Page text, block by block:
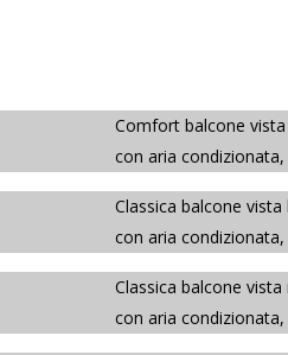
Comfort balcone vista
con aria condizionata,
Classica balcone vista
con aria condizionata,
Classica balcone vista
con aria condizionata,